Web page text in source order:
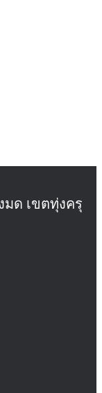
มด เขตทุ่งครุ